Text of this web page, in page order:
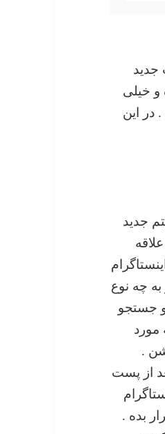
جدید
و خیلی
در این
جدید
چه نوع
جستجو
مورد
.
از پست
بده .